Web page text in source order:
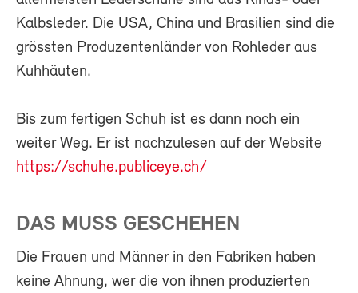
Kalbsleder. Die USA, China und Brasilien sind die
grössten Produzentenländer von Rohleder aus
Kuhhäuten.
Bis zum fertigen Schuh ist es dann noch ein
weiter Weg. Er ist nachzulesen auf der Website
https://schuhe.publiceye.ch/
DAS MUSS GESCHEHEN
Die Frauen und Männer in den Fabriken haben
keine Ahnung, wer die von ihnen produzierten